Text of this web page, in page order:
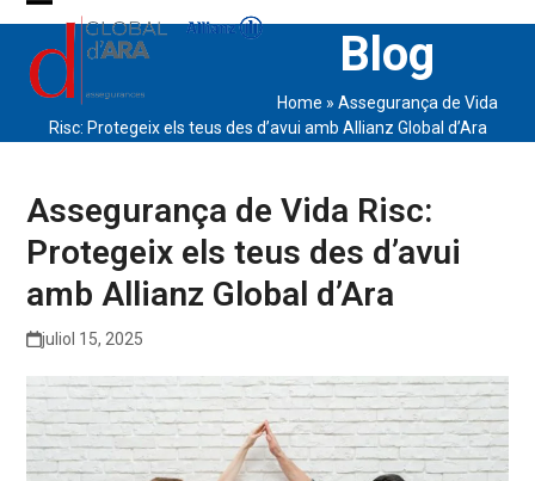
Skip
content
Open
mobile
menu
Close
mobile
menu
Blog
Home » Assegurança de Vida
Risc: Protegeix els teus des d’avui amb Allianz Global d’Ara
Assegurança de Vida Risc:
Protegeix els teus des d’avui
amb Allianz Global d’Ara
juliol 15, 2025